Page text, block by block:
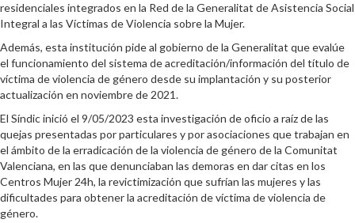
residenciales integrados en la Red de la Generalitat de Asistencia Social
Integral a las Víctimas de Violencia sobre la Mujer.
Además, esta institución pide al gobierno de la Generalitat que evalúe
el funcionamiento del sistema de acreditación/información del título de
víctima de violencia de género desde su implantación y su posterior
actualización en noviembre de 2021.
El Síndic inició el 9/05/2023 esta investigación de oficio a raíz de las
quejas presentadas por particulares y por asociaciones que trabajan en
el ámbito de la erradicación de la violencia de género de la Comunitat
Valenciana, en las que denunciaban las demoras en dar citas en los
Centros Mujer 24h, la revictimización que sufrían las mujeres y las
dificultades para obtener la acreditación de víctima de violencia de
género.